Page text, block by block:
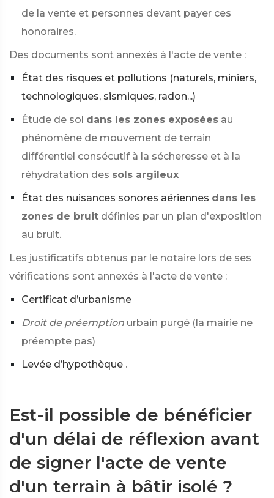
de la vente et personnes devant payer ces
honoraires.
Des documents sont annexés à l'acte de vente :
État des risques et pollutions (naturels, miniers,
technologiques, sismiques, radon...)
Étude de sol dans les zones exposées au
phénomène de mouvement de terrain
différentiel consécutif à la sécheresse et à la
réhydratation des sols argileux
État des nuisances sonores aériennes dans les
zones de bruit définies par un plan d'exposition
au bruit.
Les justificatifs obtenus par le notaire lors de ses
vérifications sont annexés à l'acte de vente :
Certificat d’urbanisme
Droit de préemption urbain purgé (la mairie ne
préempte pas)
Levée d’hypothèque .
Est-il possible de bénéficier
d'un délai de réflexion avant
de signer l'acte de vente
d'un terrain à bâtir isolé ?